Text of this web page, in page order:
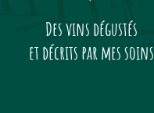
Des vins dégustés
et décrits par mes soins